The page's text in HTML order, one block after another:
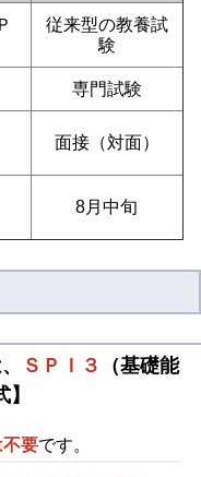
従来型の教養試
験
専門試験
面接（対面）
8月中旬
ＳＰＩ３
（基礎能
要です。